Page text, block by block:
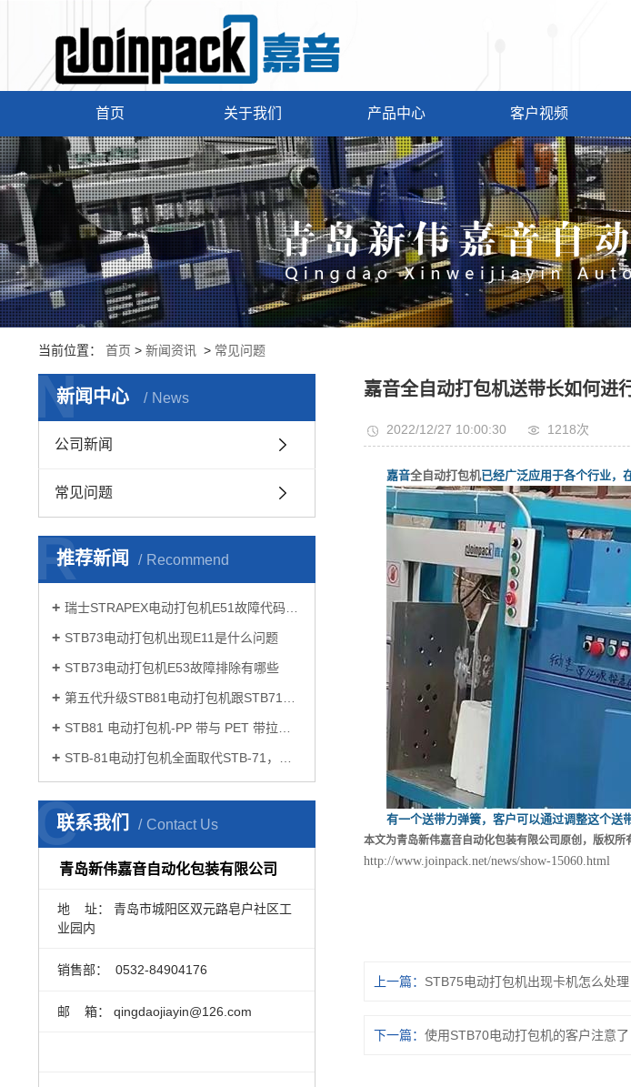
首页 关于我们 产品中心 客户视频
当前位置： 首页 > 新闻资讯 > 常见问题
新闻中心 News
N
公司新闻
常见问题
推荐新闻 Recommend
R
瑞士STRAPEX电动打包机E51故障代码如何解决
STB73电动打包机出现E11是什么问题
STB73电动打包机E53故障排除有哪些
第五代升级STB81电动打包机跟STB71有什么区别
STB81 电动打包机-PP 带与 PET 带拉力设置要点
STB-81电动打包机全面取代STB-71，开启打包作业新体验
联系我们 Contact Us
C
青岛新伟嘉音自动化包装有限公司
地 址： 青岛市城阳区双元路皂户社区工
业园内
销售部： 0532-84904176
邮 箱： qingdaojiayin@126.com
嘉音全自动打包机送带长如何进
2022/12/27 10:00:30 1218次
嘉音全自动打包机已经广泛应用于各个行业，
有一个送带力弹簧，客户可以通过调整这个送
本文为青岛新伟嘉音自动化包装有限公司原创，版权所
http://www.joinpack.net/news/show-15060.html
上一篇： STB75电动打包机出现卡机怎么处理
下一篇： 使用STB70电动打包机的客户注意了